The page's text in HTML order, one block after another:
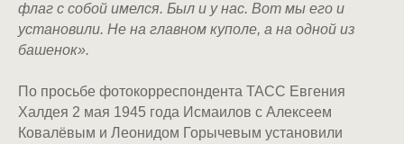
флаг с собой имелся. Был и у нас. Вот мы его и
установили. Не на главном куполе, а на одной из
башенок».
По просьбе фотокорреспондента ТАСС Евгения
Халдея 2 мая 1945 года Исмаилов с Алексеем
Ковалёвым и Леонидом Горычевым установили